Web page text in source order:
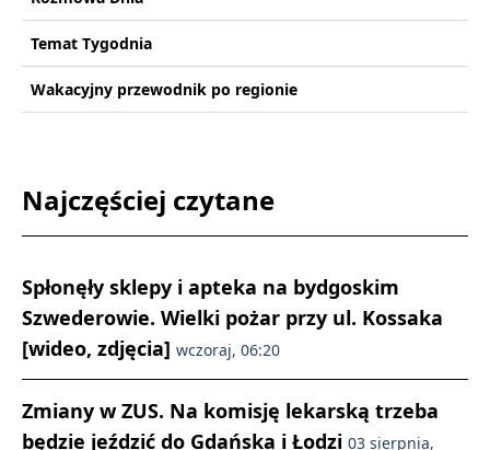
Temat Tygodnia
Wakacyjny przewodnik po regionie
Najczęściej czytane
Spłonęły sklepy i apteka na bydgoskim
Szwederowie. Wielki pożar przy ul. Kossaka
[wideo, zdjęcia] wczoraj, 06:20
Zmiany w ZUS. Na komisję lekarską trzeba
będzie jeździć do Gdańska i Łodzi 03 sierpnia,